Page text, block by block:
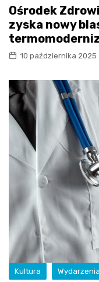
Ośrodek
zyska nowy
10 października 2025
Kultura Wydarzenia